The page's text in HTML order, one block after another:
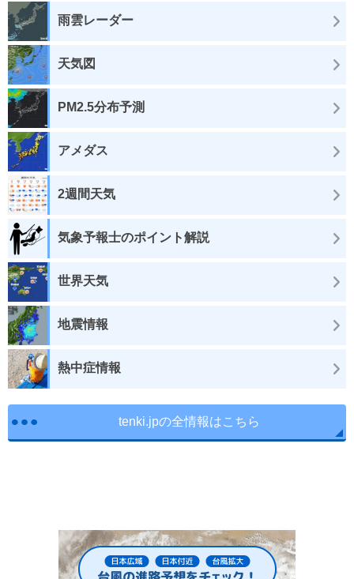
雨雲レーダー
天気図
PM2.5分布予測
アメダス
2週間天気
気象予報士のポイント解説
世界天気
地震情報
熱中症情報
tenki.jpの全情報はこちら